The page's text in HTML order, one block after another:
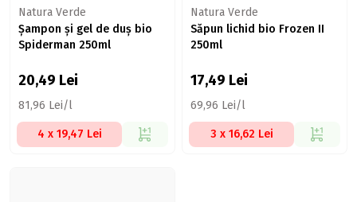
Natura Verde
Șampon și gel de duș bio
Spiderman 250ml
20,49 Lei
81,96 Lei/l
4 x 19,47 Lei
Natura Verde
Săpun lichid bio Frozen II
250ml
17,49 Lei
69,96 Lei/l
3 x 16,62 Lei